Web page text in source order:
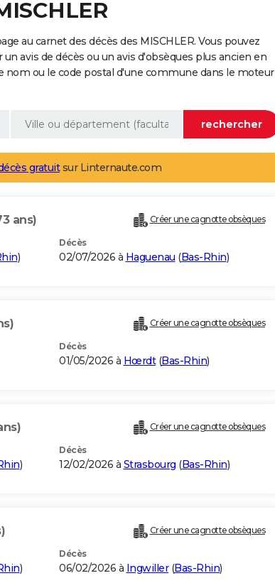
au carnet des décès des MISCHLER. Vous pouvez
avis de décès ou un avis d'obsèques plus ancien en
nom ou le code postal d'une commune dans le moteur
gratuitsur Linternaute.com
ans) Créer une cagnotte obsèques
)
Décès
02/07/2026 à Haguenau (Bas-Rhin)
Créer une cagnotte obsèques
Décès
01/05/2026 à Hœrdt(Bas-Rhin)
Créer une cagnotte obsèques
)
Décès
12/02/2026 à Strasbourg (Bas-Rhin)
Créer une cagnotte obsèques
)
Décès
06/02/2026 à Ingwiller(Bas-Rhin)